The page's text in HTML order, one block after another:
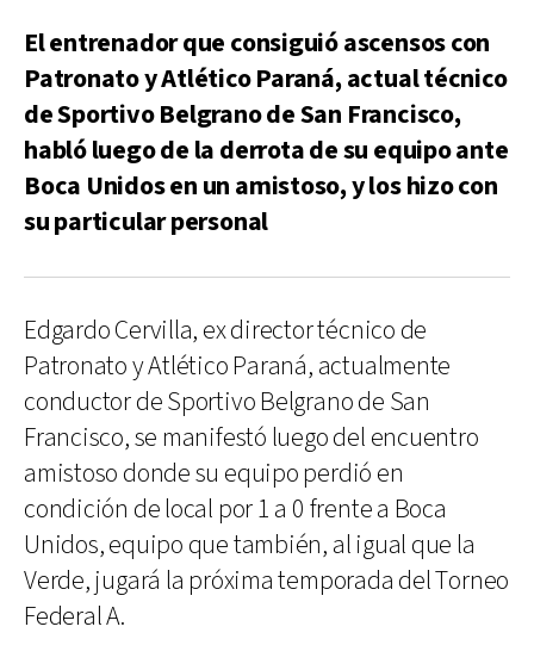
El entrenador que consiguió ascensos con
Patronato y Atlético Paraná, actual técnico
de Sportivo Belgrano de San Francisco,
habló luego de la derrota de su equipo ante
Boca Unidos en un amistoso, y los hizo con
su particular personal
Edgardo Cervilla, ex director técnico de
Patronato y Atlético Paraná, actualmente
conductor de Sportivo Belgrano de San
Francisco, se manifestó luego del encuentro
amistoso donde su equipo perdió en
condición de local por 1 a 0 frente a Boca
Unidos, equipo que también, al igual que la
Verde, jugará la próxima temporada del Torneo
Federal A.